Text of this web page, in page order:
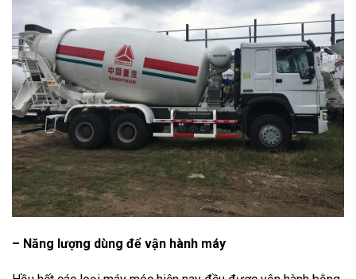
– Năng lượng dùng để vận hành máy